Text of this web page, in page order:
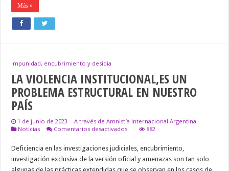
Más »
Impunidad, encubrimiento y desidia
LA VIOLENCIA INSTITUCIONAL,ES UN
PROBLEMA ESTRUCTURAL EN NUESTRO
PAÍS
1 de junio de 2023
A través de Amnistía Internacional Argentina
Noticias
Comentarios desactivadosen
INSTITUCIONAL,ES
UN
PROBLEMA
882
Deficiencia en las investigaciones judiciales, encubrimiento,
investigación exclusiva de la versión oficial y amenazas son tan solo